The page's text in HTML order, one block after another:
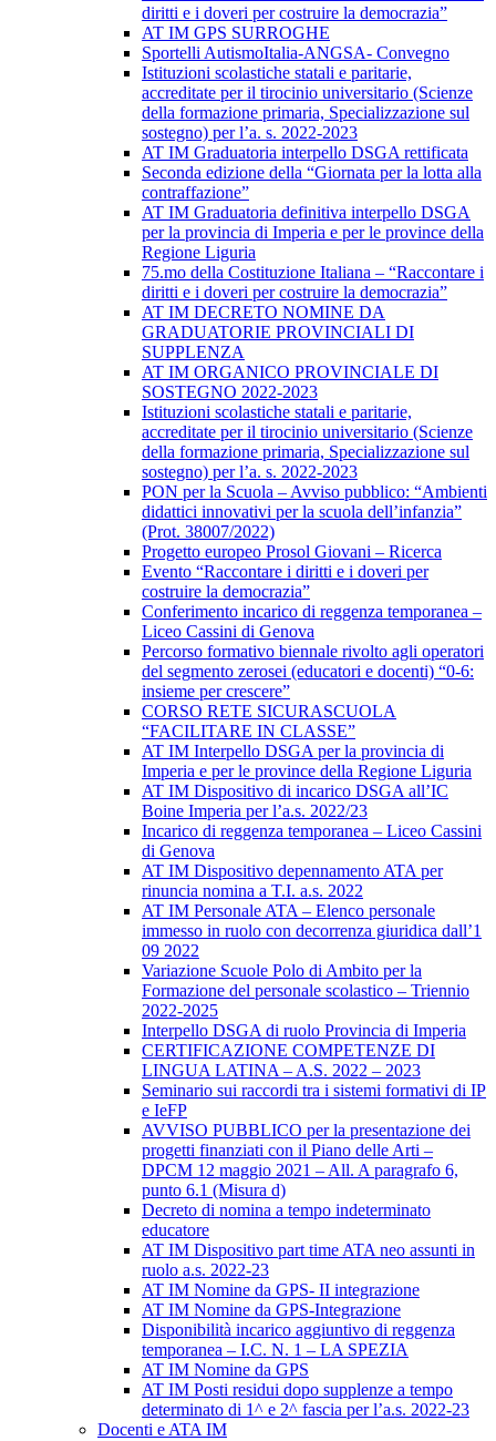
diritti e i doveri per costruire la democrazia”
AT IM GPS SURROGHE
Sportelli AutismoItalia-ANGSA- Convegno
Istituzioni scolastiche statali e paritarie,
accreditate per il tirocinio universitario (Scienze
della formazione primaria, Specializzazione sul
sostegno) per l’a. s. 2022-2023
AT IM Graduatoria interpello DSGA rettificata
Seconda edizione della “Giornata per la lotta alla
contraffazione”
AT IM Graduatoria definitiva interpello DSGA
per la provincia di Imperia e per le province della
Regione Liguria
75.mo della Costituzione Italiana – “Raccontare i
diritti e i doveri per costruire la democrazia”
AT IM DECRETO NOMINE DA
GRADUATORIE PROVINCIALI DI
SUPPLENZA
AT IM ORGANICO PROVINCIALE DI
SOSTEGNO 2022-2023
Istituzioni scolastiche statali e paritarie,
accreditate per il tirocinio universitario (Scienze
della formazione primaria, Specializzazione sul
sostegno) per l’a. s. 2022-2023
PON per la Scuola – Avviso pubblico: “Ambienti
didattici innovativi per la scuola dell’infanzia”
(Prot. 38007/2022)
Progetto europeo Prosol Giovani – Ricerca
Evento “Raccontare i diritti e i doveri per
costruire la democrazia”
Conferimento incarico di reggenza temporanea –
Liceo Cassini di Genova
Percorso formativo biennale rivolto agli operatori
del segmento zerosei (educatori e docenti) “0-6:
insieme per crescere”
CORSO RETE SICURASCUOLA
“FACILITARE IN CLASSE”
AT IM Interpello DSGA per la provincia di
Imperia e per le province della Regione Liguria
AT IM Dispositivo di incarico DSGA all’IC
Boine Imperia per l’a.s. 2022/23
Incarico di reggenza temporanea – Liceo Cassini
di Genova
AT IM Dispositivo depennamento ATA per
rinuncia nomina a T.I. a.s. 2022
AT IM Personale ATA – Elenco personale
immesso in ruolo con decorrenza giuridica dall’1
09 2022
Variazione Scuole Polo di Ambito per la
Formazione del personale scolastico – Triennio
2022-2025
Interpello DSGA di ruolo Provincia di Imperia
CERTIFICAZIONE COMPETENZE DI
LINGUA LATINA – A.S. 2022 – 2023
Seminario sui raccordi tra i sistemi formativi di IP
e IeFP
AVVISO PUBBLICO per la presentazione dei
progetti finanziati con il Piano delle Arti –
DPCM 12 maggio 2021 – All. A paragrafo 6,
punto 6.1 (Misura d)
Decreto di nomina a tempo indeterminato
educatore
AT IM Dispositivo part time ATA neo assunti in
ruolo a.s. 2022-23
AT IM Nomine da GPS- II integrazione
AT IM Nomine da GPS-Integrazione
Disponibilità incarico aggiuntivo di reggenza
temporanea – I.C. N. 1 – LA SPEZIA
AT IM Nomine da GPS
AT IM Posti residui dopo supplenze a tempo
determinato di 1^ e 2^ fascia per l’a.s. 2022-23
Docenti e ATA IM